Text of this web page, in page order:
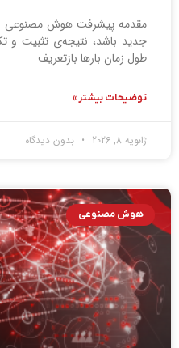
مقدمه پیشرفت هوش مصنوعی
جدید باشد، نتیجه‌ی تثبیت و
طول زمان بارها بازتعریف
توضیحات بیشتر »
ژانویه 8, 2026 بدون دیدگاه
هوش مصنوعی